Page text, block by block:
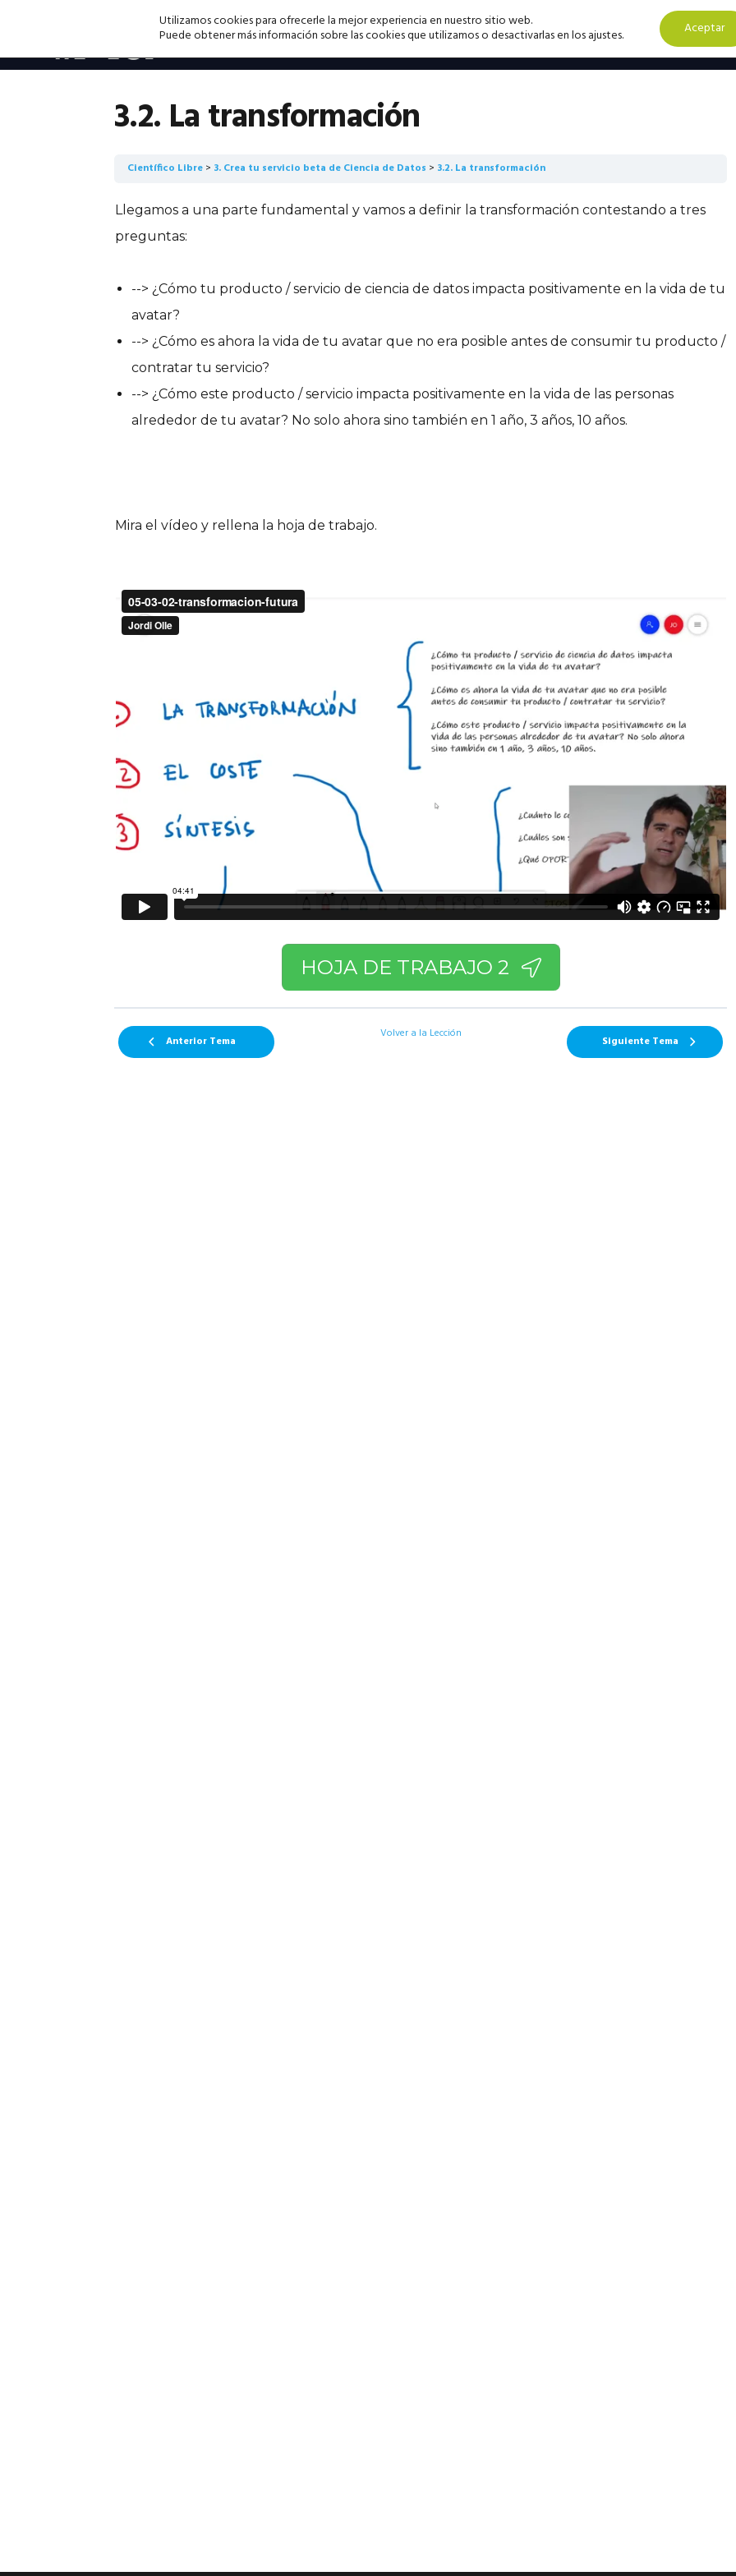
navegación
principal
barra
3.2. La transformación
Científico Libre 3. Crea tu servicio beta de Ciencia de Datos 3.2. La transformación
Llegamos a una parte fundamental y vamos a definir la transformación contestando a tres
preguntas:
--> ¿Cómo tu producto / servicio de ciencia de datos impacta positivamente en la vida de tu
avatar?
--> ¿Cómo es ahora la vida de tu avatar que no era posible antes de consumir tu producto /
contratar tu servicio?
--> ¿Cómo este producto / servicio impacta positivamente en la vida de las personas
alrededor de tu avatar? No solo ahora sino también en 1 año, 3 años, 10 años.
Mira el vídeo y rellena la hoja de trabajo.
HOJA DE TRABAJO 2
Anterior Tema Volver a la Lección Siguiente Tema
Utilizamos cookies para ofrecerle la mejor experiencia en nuestro sitio web.
Puede obtener más información sobre las cookies que utilizamos o desactivarlas en los ajustes. Aceptar